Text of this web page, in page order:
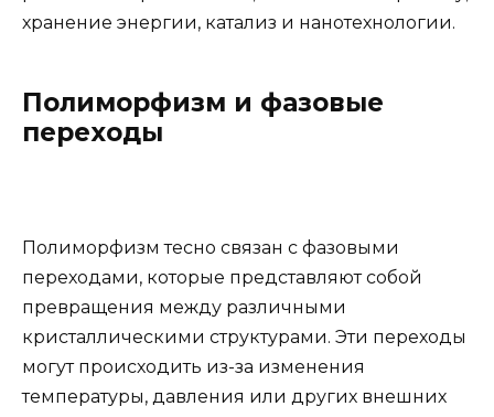
хранение энергии, катализ и нанотехнологии.
Полиморфизм и фазовые
переходы
Полиморфизм тесно связан с фазовыми
переходами, которые представляют собой
превращения между различными
кристаллическими структурами. Эти переходы
могут происходить из-за изменения
температуры, давления или других внешних